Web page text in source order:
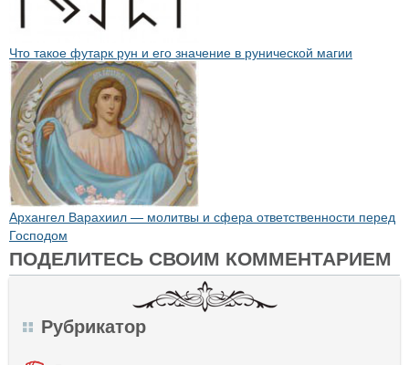
Что такое футарк рун и его значение в рунической магии
Архангел Варахиил — молитвы и сфера ответственности перед
Господом
ПОДЕЛИТЕСЬ СВОИМ КОММЕНТАРИЕМ
Рубрикатор